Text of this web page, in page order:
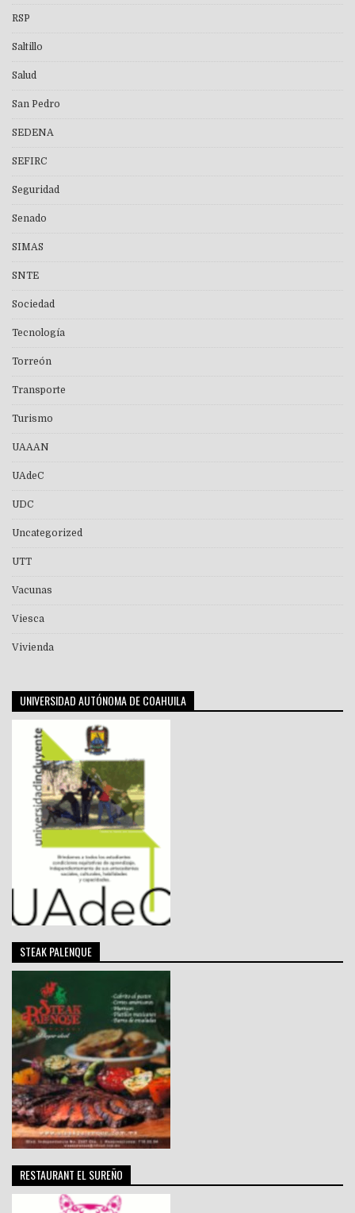
RSP
Saltillo
Salud
San Pedro
SEDENA
SEFIRC
Seguridad
Senado
SIMAS
SNTE
Sociedad
Tecnología
Torreón
Transporte
Turismo
UAAAN
UAdeC
UDC
Uncategorized
UTT
Vacunas
Viesca
Vivienda
UNIVERSIDAD AUTÓNOMA DE COAHUILA
STEAK PALENQUE
RESTAURANT EL SUREÑO